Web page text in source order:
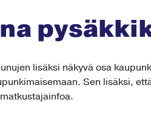
lisäksi näkyvä osa
Sen lisäksi,